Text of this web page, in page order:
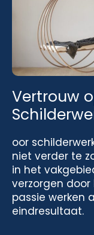
Vertrouw
oor
niet verder te
in het
verzorgen
passie werken
eindresultaat.